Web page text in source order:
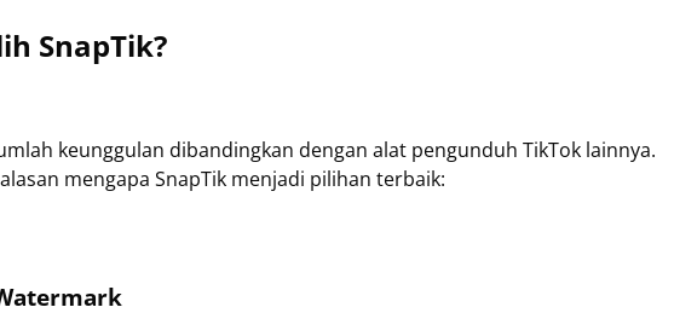
SnapTik?
keunggulan dibandingkan dengan alat pengunduh TikTok lainnya.
mengapa SnapTik menjadi pilihan terbaik: